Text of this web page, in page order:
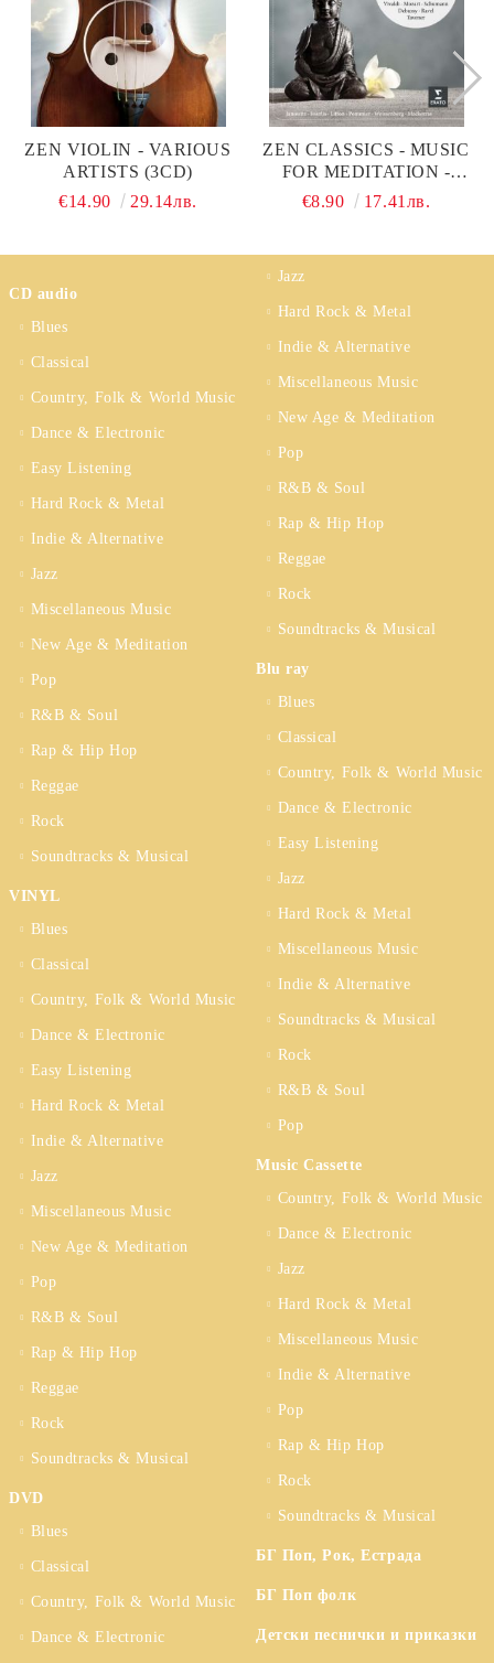
ZEN VIOLIN - VARIOUS
ARTISTS (3CD)
€14.90
29.14лв.
ZEN CLASSICS - MUSIC
FOR MEDITATION -
VARIOUS (CD)
€8.90 17.41лв.
CD audio
Blues
Classical
Country, Folk & World Music
Dance & Electronic
Easy Listening
Hard Rock & Metal
Indie & Alternative
Jazz
Miscellaneous Music
New Age & Meditation
Pop
R&B & Soul
Rap & Hip Hop
Reggae
Rock
Soundtracks & Musical
VINYL
Blues
Classical
Country, Folk & World Music
Dance & Electronic
Easy Listening
Hard Rock & Metal
Indie & Alternative
Jazz
Miscellaneous Music
New Age & Meditation
Pop
R&B & Soul
Rap & Hip Hop
Reggae
Rock
Soundtracks & Musical
DVD
Blues
Classical
Country, Folk & World Music
Dance & Electronic
Jazz
Hard Rock & Metal
Indie & Alternative
Miscellaneous Music
New Age & Meditation
Pop
R&B & Soul
Rap & Hip Hop
Reggae
Rock
Soundtracks & Musical
Blu ray
Blues
Classical
Country, Folk & World Music
Dance & Electronic
Easy Listening
Jazz
Hard Rock & Metal
Miscellaneous Music
Indie & Alternative
Soundtracks & Musical
Rock
R&B & Soul
Pop
Music Cassette
Country, Folk & World Music
Dance & Electronic
Jazz
Hard Rock & Metal
Miscellaneous Music
Indie & Alternative
Pop
Rap & Hip Hop
Rock
Soundtracks & Musical
БГ Поп, Рок, Естрада
БГ Поп фолк
Детски песнички и приказки